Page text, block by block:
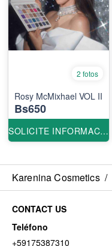
2 fotos
Bs650
SOLICITE INFORMACION
Karenina Cosmetics /
CONTACT US
Teléfono
+59175387310